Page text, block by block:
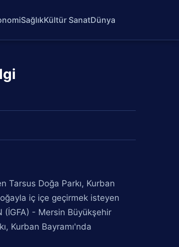
SağlıkKültür SanatDünya
Tarsus Doğa Parkı, Kurban
iç içe geçirmek isteyen
(İGFA) - Mersin Büyükşehir
Kurban Bayramı'nda